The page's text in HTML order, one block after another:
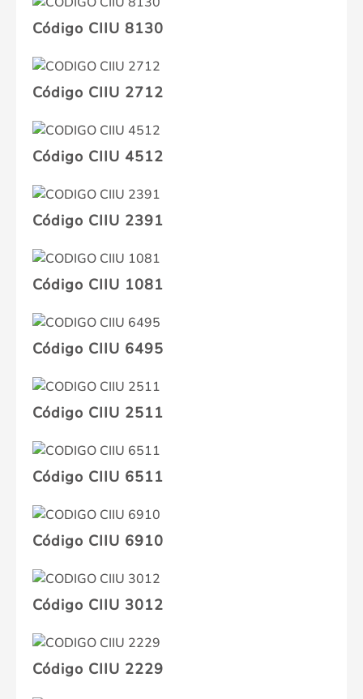
Código CIIU 8130
Código CIIU 2712
Código CIIU 4512
Código CIIU 2391
Código CIIU 1081
Código CIIU 6495
Código CIIU 2511
Código CIIU 6511
Código CIIU 6910
Código CIIU 3012
Código CIIU 2229